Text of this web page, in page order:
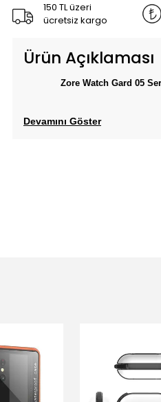
150 TL üzeri
ücretsiz kargo
Ürün Açıklaması
Zore Watch Gard 05
Devamını Göster